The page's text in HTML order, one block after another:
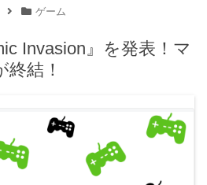
ゲーム
Invasion』を発表！マ
結！